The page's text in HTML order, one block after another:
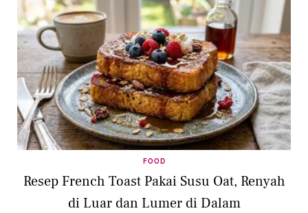
FOOD
Resep French Toast Pakai Susu Oat, Renyah
di Luar dan Lumer di Dalam